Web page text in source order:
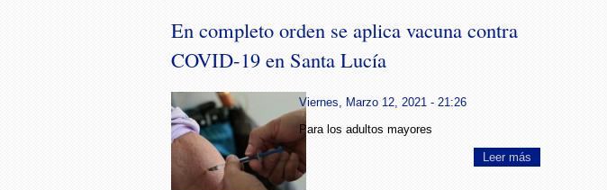
En completo orden se aplica vacuna contra
COVID-19 en Santa Lucía
Viernes, Marzo 12, 2021 - 21:26
Para los adultos mayores
Leer más